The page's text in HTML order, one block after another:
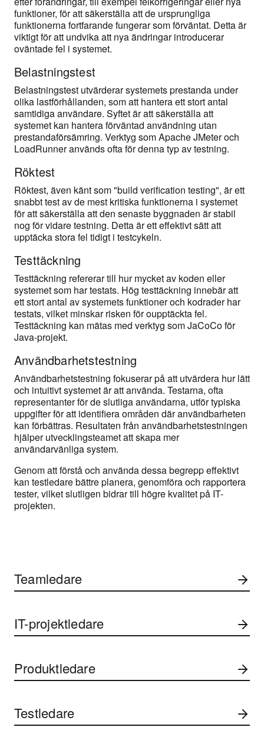
funktioner, för att säkerställa att de ursprungliga
funktionerna fortfarande fungerar som förväntat. Detta är
viktigt för att undvika att nya ändringar introducerar
oväntade fel i systemet.
Belastningstest
Belastningstest utvärderar systemets prestanda under
olika lastförhållanden, som att hantera ett stort antal
samtidiga användare. Syftet är att säkerställa att
systemet kan hantera förväntad användning utan
prestandaförsämring. Verktyg som Apache JMeter och
LoadRunner används ofta för denna typ av testning.
Röktest
Röktest, även känt som "build verification testing", är ett
snabbt test av de mest kritiska funktionerna i systemet
för att säkerställa att den senaste byggnaden är stabil
nog för vidare testning. Detta är ett effektivt sätt att
upptäcka stora fel tidigt i testcykeln.
Testtäckning
Testtäckning refererar till hur mycket av koden eller
systemet som har testats. Hög testtäckning innebär att
ett stort antal av systemets funktioner och kodrader har
testats, vilket minskar risken för oupptäckta fel.
Testtäckning kan mätas med verktyg som JaCoCo för
Java-projekt.
Användbarhetstestning
Användbarhetstestning fokuserar på att utvärdera hur lätt
och intuitivt systemet är att använda. Testarna, ofta
representanter för de slutliga användarna, utför typiska
uppgifter för att identifiera områden där användbarheten
kan förbättras. Resultaten från användbarhetstestningen
hjälper utvecklingsteamet att skapa mer
användarvänliga system.
Genom att förstå och använda dessa begrepp effektivt
kan testledare bättre planera, genomföra och rapportera
tester, vilket slutligen bidrar till högre kvalitet på IT-
projekten.
Teamledare
IT-projektledare
Produktledare
Testledare